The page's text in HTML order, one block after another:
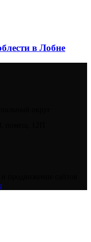
в Лобне